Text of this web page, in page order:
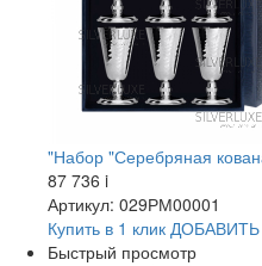
"Набор "Серебряная
87 736 i
Артикул: 029РМ00001
Купить в 1 клик ДОБАВИТЬ
Быстрый просмотр